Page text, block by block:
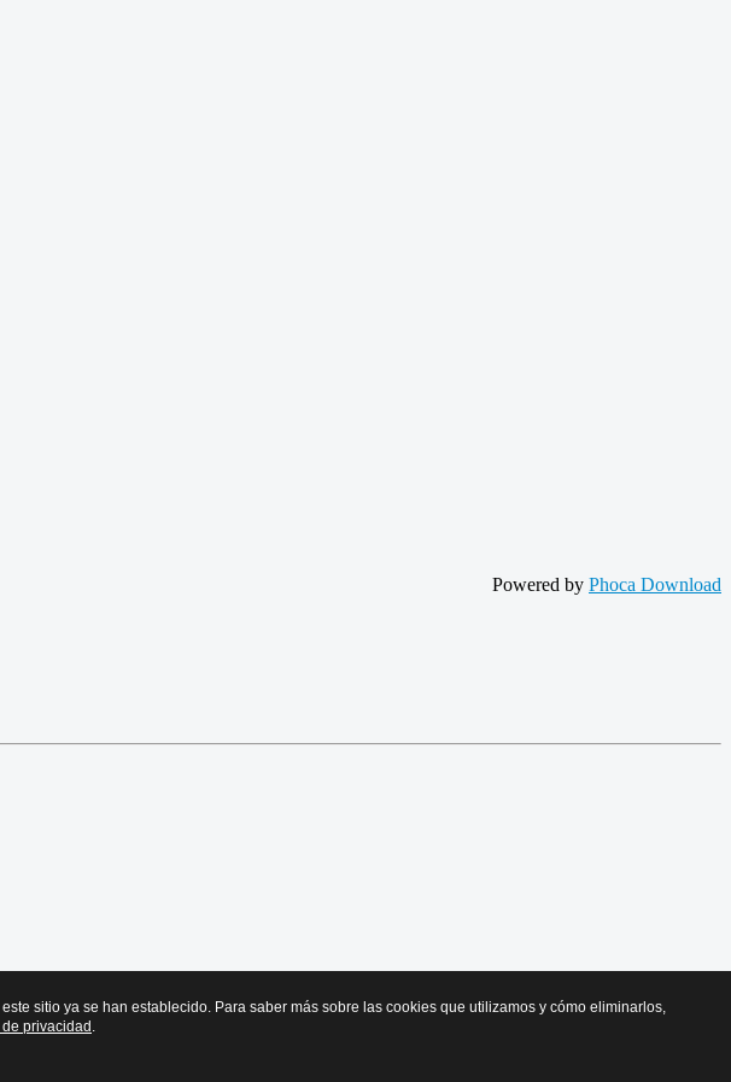
Powered by Phoca Download
sitio ya se han establecido. Para saber más sobre las cookies que utilizamos y cómo eliminarlos,
de privacidad .